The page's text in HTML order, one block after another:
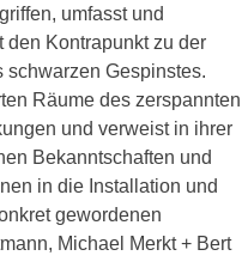
umfasst und
den Kontrapunkt zu der
Gespinstes.
Räume des zerspannten
und verweist in ihrer
Bekanntschaften und
in die Installation und
gewordenen
Michael Merkt + Bert